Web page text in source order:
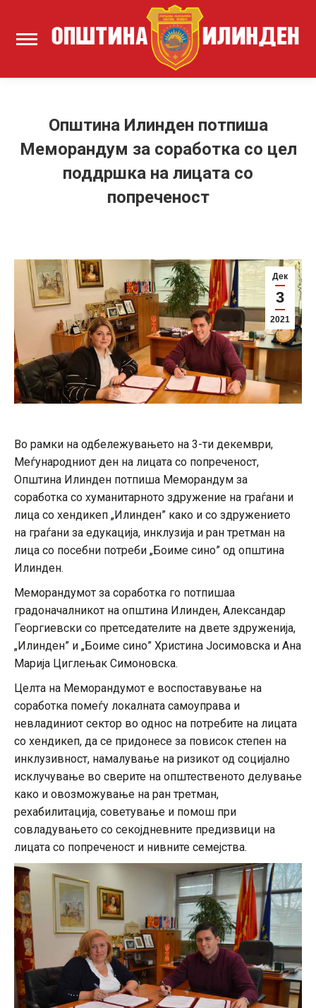
Општина Илинден потпиша
Меморандум за соработка со цел
поддршка на лицата со
попреченост
Дек
3
2021
Во рамки на одбележувањето на 3-ти декември,
Меѓународниот ден на лицата со попреченост,
Општина Илинден потпиша Меморандум за
соработка со хуманитарното здружение на граѓани и
лица со хендикеп „Илинден” како и со здружението
на граѓани за едукација, инклузија и ран третман на
лица со посебни потреби „Боиме сино” од општина
Илинден.
Меморандумот за соработка го потпишаа
градоначалникот на општина Илинден, Александар
Георгиевски со претседателите на двете здруженија,
„Илинден” и „Боиме сино” Христина Јосимовска и Ана
Марија Циглењак Симоновска.
Целта на Меморандумот е воспоставување на
соработка помеѓу локалната самоуправа и
невладиниот сектор во однос на потребите на лицата
со хендикеп, да се придонесе за повисок степен на
инклузивност, намалување на ризикот од социјално
исклучување во сверите на општественото делување
како и овозможување на ран третман,
рехабилитација, советување и помош при
совладувањето со секојдневните предизвици на
лицата со попреченост и нивните семејства.